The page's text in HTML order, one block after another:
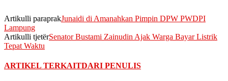
Artikulli paraprakJunaidi di Amanahkan Pimpin DPW PWDPI
Lampung
Artikulli tjetërSenator Bustami Zainudin Ajak Warga Bayar Listrik
Tepat Waktu
ARTIKEL TERKAITDARI PENULIS